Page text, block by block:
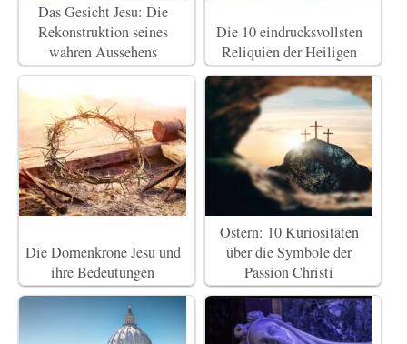
Das Gesicht Jesu: Die
Rekonstruktion seines
wahren Aussehens
Die 10 eindrucksvollsten
Reliquien der Heiligen
Die Dornenkrone Jesu und
ihre Bedeutungen
Ostern: 10 Kuriositäten
über die Symbole der
Passion Christi